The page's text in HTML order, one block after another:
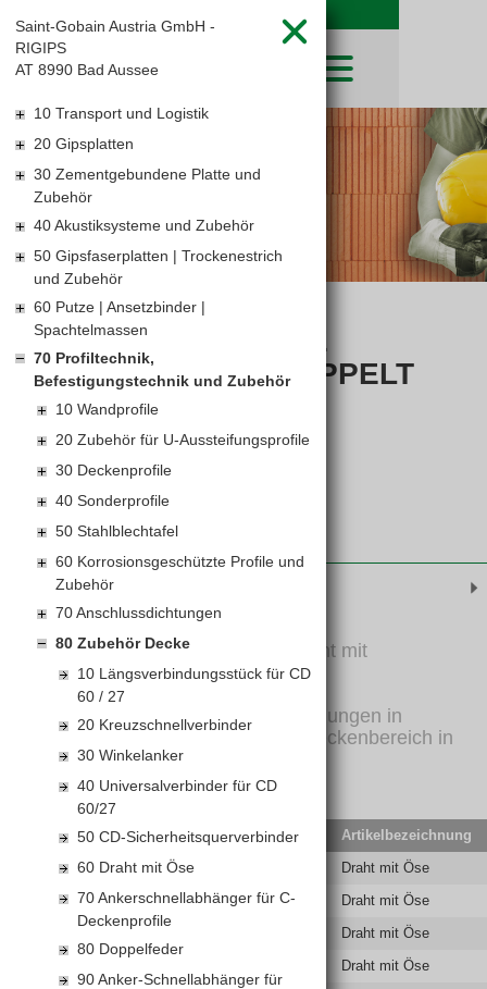
SHOP
LEIBWÄCHTER
MERKLISTE
HOCHBAU
TIEFBAU
TROCKENBAU
FACHMARKT
LEISTUNGSERKLÄRUNGEN
BAUSTOFFKATALOGE
NATURSTEIN
UNTERNEHMEN
FIRMENGESCHICHTE
STANDORTE
DOWNLOADS
LEITBILD
KARRIERE
KARRIERE UND WEITERBILDUNG
OFFENE STELLEN
AKTUELLES
KATALOGE
PREISANPASSUNGEN
Baustoffkataloge
Saint-Gobain Austria GmbH -
RIGIPS
AT 8990 Bad Aussee
10 Transport und Logistik
20 Gipsplatten
30 Zementgebundene Platte und
Zubehör
40 Akustiksysteme und Zubehör
50 Gipsfaserplatten | Trockenestrich
und Zubehör
60 Putze | Ansetzbinder |
Spachtelmassen
70 Profiltechnik,
Befestigungstechnik und Zubehör
10 Wandprofile
20 Zubehör für U-Aussteifungsprofile
30 Deckenprofile
40 Sonderprofile
50 Stahlblechtafel
60 Korrosionsgeschützte Profile und
Zubehör
70 Anschlussdichtungen
80 Zubehör Decke
10 Längsverbindungsstück für CD
60 / 27
20 Kreuzschnellverbinder
30 Winkelanker
40 Universalverbinder für CD
60/27
50 CD-Sicherheitsquerverbinder
60 Draht mit Öse
70 Ankerschnellabhänger für C-
Deckenprofile
80 Doppelfeder
90 Anker-Schnellabhänger für
DRAHT MIT ÖSE
SCHALLENTKOPPELT
Aus verzinktem Spezialdraht mit
Schallentkoppelung.
Zur Ausbildung von Abhängungen in
Gipsplattensystemen im Deckenbereich in
Kombination mit Rigips
Schnellspannabhängern.
Keine Lagerware, Lieferzeit auf Anfrage.
EAN-Code Lief.Art.Nr. Artikelbezeichnung
9002869608053 Draht mit Öse
9002869608077 5200673095 Draht mit Öse
9002869608084 Draht mit Öse
Draht mit Öse